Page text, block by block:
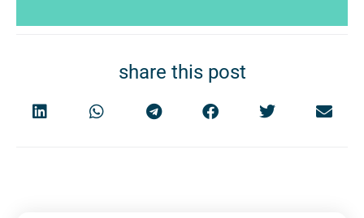
share this post